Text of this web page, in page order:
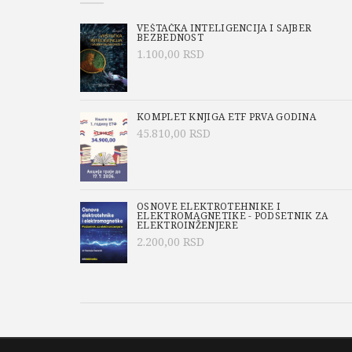
VEŠTAČKA INTELIGENCIJA I SAJBER
BEZBEDNOST
1.100,00 RSD
KOMPLET KNJIGA ETF PRVA GODINA
45.810,00 RSD
OSNOVE ELEKTROTEHNIKE I
ELEKTROMAGNETIKE - PODSETNIK ZA
ELEKTROINŽENJERE
2.200,00 RSD